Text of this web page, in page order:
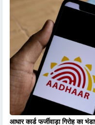
आधार कार्ड फर्जीवाड़ा गिरोह का